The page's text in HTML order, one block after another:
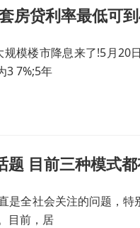
房贷利率最低可
模楼市降息来了!5月20
3 7%;5年
题 目前三种模式
是全社会关注的问题，
目前，居